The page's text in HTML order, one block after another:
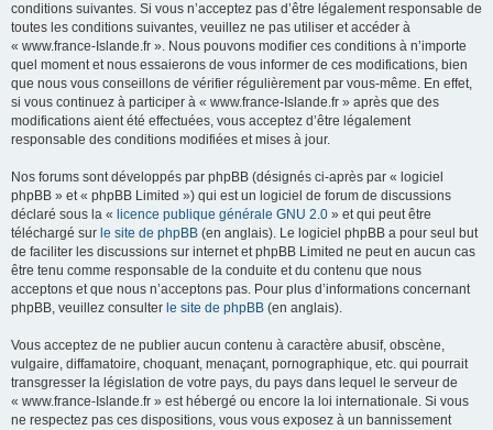
conditions suivantes. Si vous n’acceptez pas d’être légalement responsable de
toutes les conditions suivantes, veuillez ne pas utiliser et accéder à
« www.france-Islande.fr ». Nous pouvons modifier ces conditions à n’importe
quel moment et nous essaierons de vous informer de ces modifications, bien
que nous vous conseillons de vérifier régulièrement par vous-même. En effet,
si vous continuez à participer à « www.france-Islande.fr » après que des
modifications aient été effectuées, vous acceptez d’être légalement
responsable des conditions modifiées et mises à jour.
Nos forums sont développés par phpBB (désignés ci-après par « logiciel
phpBB » et « phpBB Limited ») qui est un logiciel de forum de discussions
déclaré sous la « licence publique générale GNU 2.0 » et qui peut être
téléchargé sur le site de phpBB (en anglais). Le logiciel phpBB a pour seul but
de faciliter les discussions sur internet et phpBB Limited ne peut en aucun cas
être tenu comme responsable de la conduite et du contenu que nous
acceptons et que nous n’acceptons pas. Pour plus d’informations concernant
phpBB, veuillez consulter le site de phpBB (en anglais).
Vous acceptez de ne publier aucun contenu à caractère abusif, obscène,
vulgaire, diffamatoire, choquant, menaçant, pornographique, etc. qui pourrait
transgresser la législation de votre pays, du pays dans lequel le serveur de
« www.france-Islande.fr » est hébergé ou encore la loi internationale. Si vous
ne respectez pas ces dispositions, vous vous exposez à un bannissement